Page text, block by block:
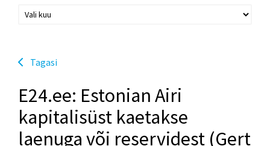
Tagasi
E24.ee: Estonian Airi
kapitalisüst kaetakse
laenuga või reservidest (Gert